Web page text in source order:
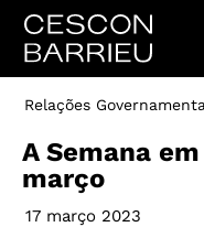
Relações
A Semana
março
17 março 2023